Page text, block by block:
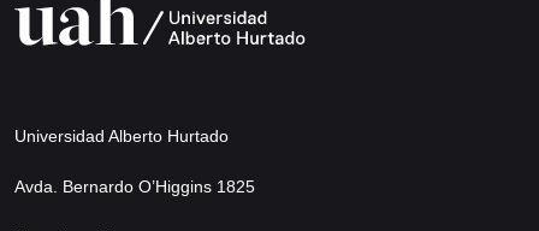
Universidad Alberto Hurtado
Avda. Bernardo O’Higgins 1825